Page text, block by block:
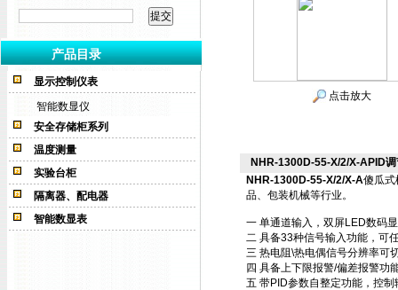
产品目录
显示控制仪表
智能数显仪
安全存储柜系列
温度测量
实验台柜
隔离器、配电器
智能数显表
点击放大
NHR-1300D-55-X/2/X-APID
NHR-1300D-55-X/2/X-A傻瓜式
品、包装机械等行业。
一 单通道输入，双屏LED数码
二 具备33种信号输入功能，可
三 热电阻\热电偶信号分辨率
四 具备上下限报警/偏差报警功
五 带PID参数自整定功能，控